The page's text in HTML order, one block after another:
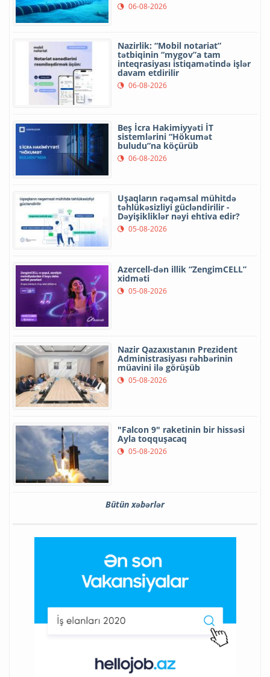
06-08-2026
Nazirlik: “Mobil notariat”
tətbiqinin “mygov”a tam
inteqrasiyası istiqamətində işlər
davam etdirilir
06-08-2026
Beş İcra Hakimiyyəti İT
sistemlərini “Hökumət
buludu”na köçürüb
06-08-2026
Uşaqların rəqəmsal mühitdə
təhlükəsizliyi gücləndirilir -
Dəyişikliklər nəyi ehtiva edir?
05-08-2026
Azercell-dən illik “ZengimCELL”
xidməti
05-08-2026
Nazir Qazaxıstanın Prezident
Administrasiyası rəhbərinin
müavini ilə görüşüb
05-08-2026
"Falcon 9" raketinin bir hissəsi
Ayla toqquşacaq
05-08-2026
Bütün xəbərlər